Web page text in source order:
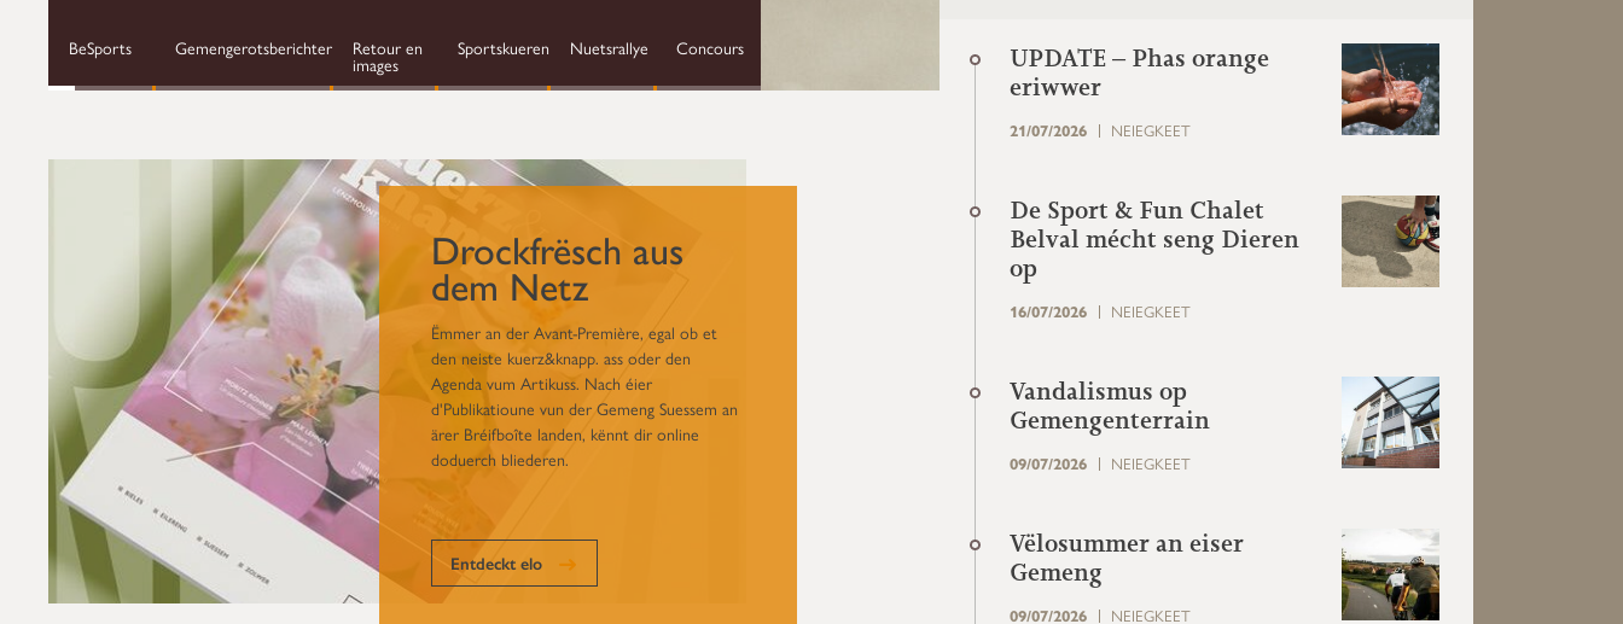
BeSports Gemengerotsberichter Retour en
images
Sportskueren Nuetsrallye Concours
UPDATE – Phas orange
eriwwer
21/07/2026 NEIEGKEET
De Sport & Fun Chalet
Belval mécht seng Dieren
op
16/07/2026 NEIEGKEET
Vandalismus op
Gemengenterrain
09/07/2026 NEIEGKEET
Vëlosummer an eiser
Gemeng
09/07/2026 NEIEGKEET
Drockfrësch aus
dem Netz
Ëmmer an der Avant-Première, egal ob et
den neiste kuerz&knapp. ass oder den
Agenda vum Artikuss. Nach éier
d'Publikatioune vun der Gemeng Suessem an
ärer Bréifboîte landen, kënnt dir online
doduerch bliederen.
Entdeckt elo